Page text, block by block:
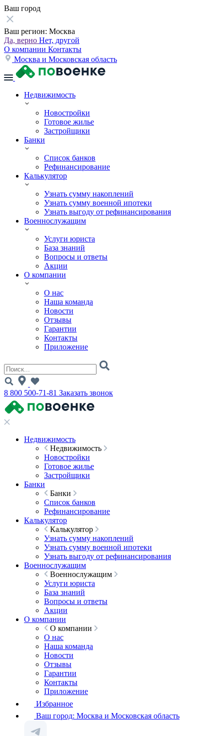
Ваш город
Ваш регион: Москва
Да, верно Нет, другой
О компании Контакты
Москва и Московская область
Недвижимость
Новостройки
Готовое жилье
Застройщики
Банки
Список банков
Рефинансирование
Калькулятор
Узнать сумму накоплений
Узнать сумму военной ипотеки
Узнать выгоду от рефинансирования
Военнослужащим
Услуги юриста
База знаний
Вопросы и ответы
Акции
О компании
О нас
Наша команда
Новости
Отзывы
Гарантии
Контакты
Приложение
8 800 500-71-81 Заказать звонок
Недвижимость
Недвижимость
Новостройки
Готовое жилье
Застройщики
Банки
Банки
Список банков
Рефинансирование
Калькулятор
Калькулятор
Узнать сумму накоплений
Узнать сумму военной ипотеки
Узнать выгоду от рефинансирования
Военнослужащим
Военнослужащим
Услуги юриста
База знаний
Вопросы и ответы
Акции
О компании
О компании
О нас
Наша команда
Новости
Отзывы
Гарантии
Контакты
Приложение
Избранное
Ваш город: Москва и Московская область